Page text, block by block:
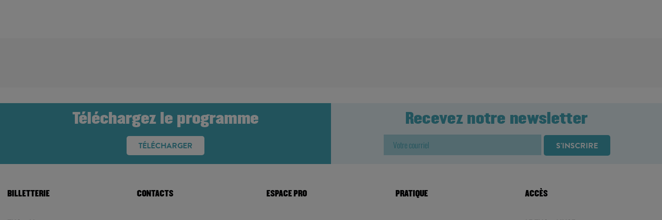
Téléchargez le programme
TÉLÉCHARGER
Recevez notre newsletter
BILLETTERIE CONTACTS ESPACE PRO PRATIQUE ACCÈS